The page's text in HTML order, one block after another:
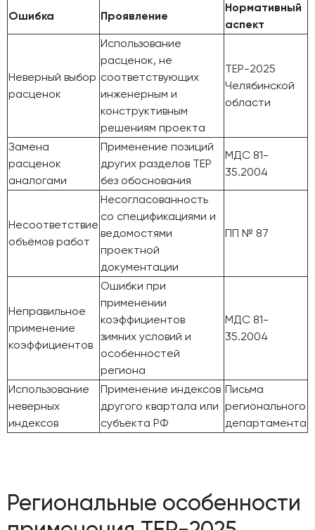
Ошибка Проявление
Нормативный
аспект
Неверный выбор
расценок
Использование
расценок, не
соответствующих
инженерным и
конструктивным
решениям проекта
ТЕР-2025
Челябинской
области
Замена
расценок
аналогами
Применение позиций
других разделов ТЕР
без обоснования
МДС 81-
35.2004
Несоответствие
объёмов работ
Несогласованность
со спецификациями и
ведомостями
проектной
документации
ПП № 87
Неправильное
применение
коэффициентов
Ошибки при
применении
коэффициентов
зимних условий и
особенностей
региона
МДС 81-
35.2004
Использование
неверных
индексов
Применение индексов
другого квартала или
субъекта РФ
Письма
регионального
департамента
Региональные особенности